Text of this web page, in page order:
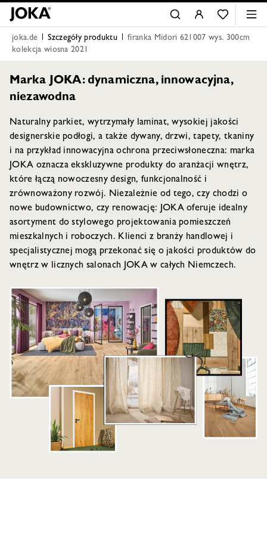
joka.de Szczegóły produktu
firanka Midori 621007 wys. 300cm
kolekcja wiosna 2021
Marka JOKA: dynamiczna, innowacyjna,
niezawodna
Naturalny parkiet, wytrzymały laminat, wysokiej jakości
designerskie podłogi, a także dywany, drzwi, tapety, tkaniny
i na przykład innowacyjna ochrona przeciwsłoneczna: marka
JOKA oznacza ekskluzywne produkty do aranżacji wnętrz,
które łączą nowoczesny design, funkcjonalność i
zrównoważony rozwój. Niezależnie od tego, czy chodzi o
nowe budownictwo, czy renowację: JOKA oferuje idealny
asortyment do stylowego projektowania pomieszczeń
mieszkalnych i roboczych. Klienci z branży handlowej i
specjalistycznej mogą przekonać się o jakości produktów do
wnętrz w licznych salonach JOKA w całych Niemczech.